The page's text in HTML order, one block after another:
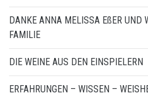
DANKE ANNA MELISSA EßER UND
FAMILIE
DIE WEINE AUS DEN EINSPIELERN
ERFAHRUNGEN – WISSEN –